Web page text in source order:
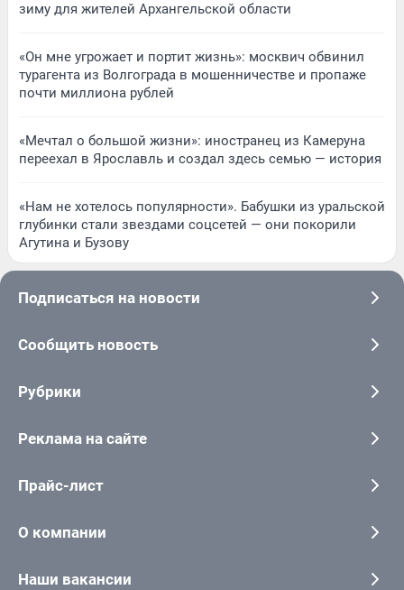
зиму для жителей Архангельской области
«Он мне угрожает и портит жизнь»: москвич обвинил
турагента из Волгограда в мошенничестве и пропаже
почти миллиона рублей
«Мечтал о большой жизни»: иностранец из Камеруна
переехал в Ярославль и создал здесь семью — история
«Нам не хотелось популярности». Бабушки из уральской
глубинки стали звездами соцсетей — они покорили
Агутина и Бузову
Подписаться на новости
Сообщить новость
Рубрики
Реклама на сайте
Прайс-лист
О компании
Наши вакансии